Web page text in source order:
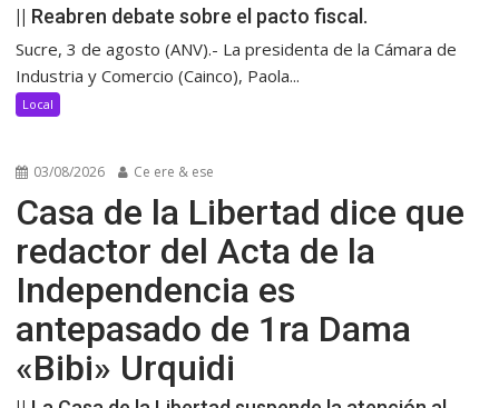
|| Reabren debate sobre el pacto fiscal.
Sucre, 3 de agosto (ANV).- La presidenta de la Cámara de
Industria y Comercio (Cainco), Paola...
Local
03/08/2026 Ce ere & ese
Casa de la Libertad dice que
redactor del Acta de la
Independencia es
antepasado de 1ra Dama
«Bibi» Urquidi